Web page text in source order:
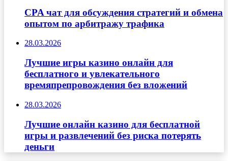
CPA чат для обсуждения стратегий и обмена
опытом по арбитражу трафика
28.03.2026
Лучшие игры казино онлайн для
бесплатного и увлекательного
времяпрепровождения без вложений
28.03.2026
Лучшие онлайн казино для бесплатной
игры и развлечений без риска потерять
деньги